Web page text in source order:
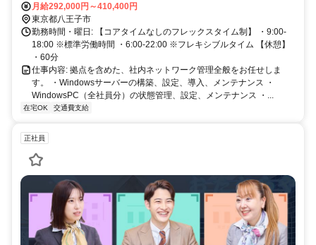
自動車通勤も可能ですが、駐車場の手配は自分で行ってください。情
報提供はします。
月給292,000円～410,400円
東京都八王子市
勤務時間・曜日: 【コアタイムなしのフレックスタイム制】 ・9:00-
18:00 ※標準労働時間 ・6:00-22:00 ※フレキシブルタイム 【休憩】
・60分
仕事内容: 拠点を含めた、社内ネットワーク管理全般をお任せしま
す。 ・Windowsサーバーの構築、設定、導入、メンテナンス ・
WindowsPC（全社員分）の状態管理、設定、メンテナンス ・...
在宅OK 交通費支給
正社員